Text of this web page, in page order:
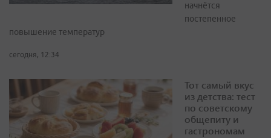
начнётся
постепенное
повышение температур
сегодня, 12:34
Тот самый вкус
из детства: тест
по советскому
общепиту и
гастрономам